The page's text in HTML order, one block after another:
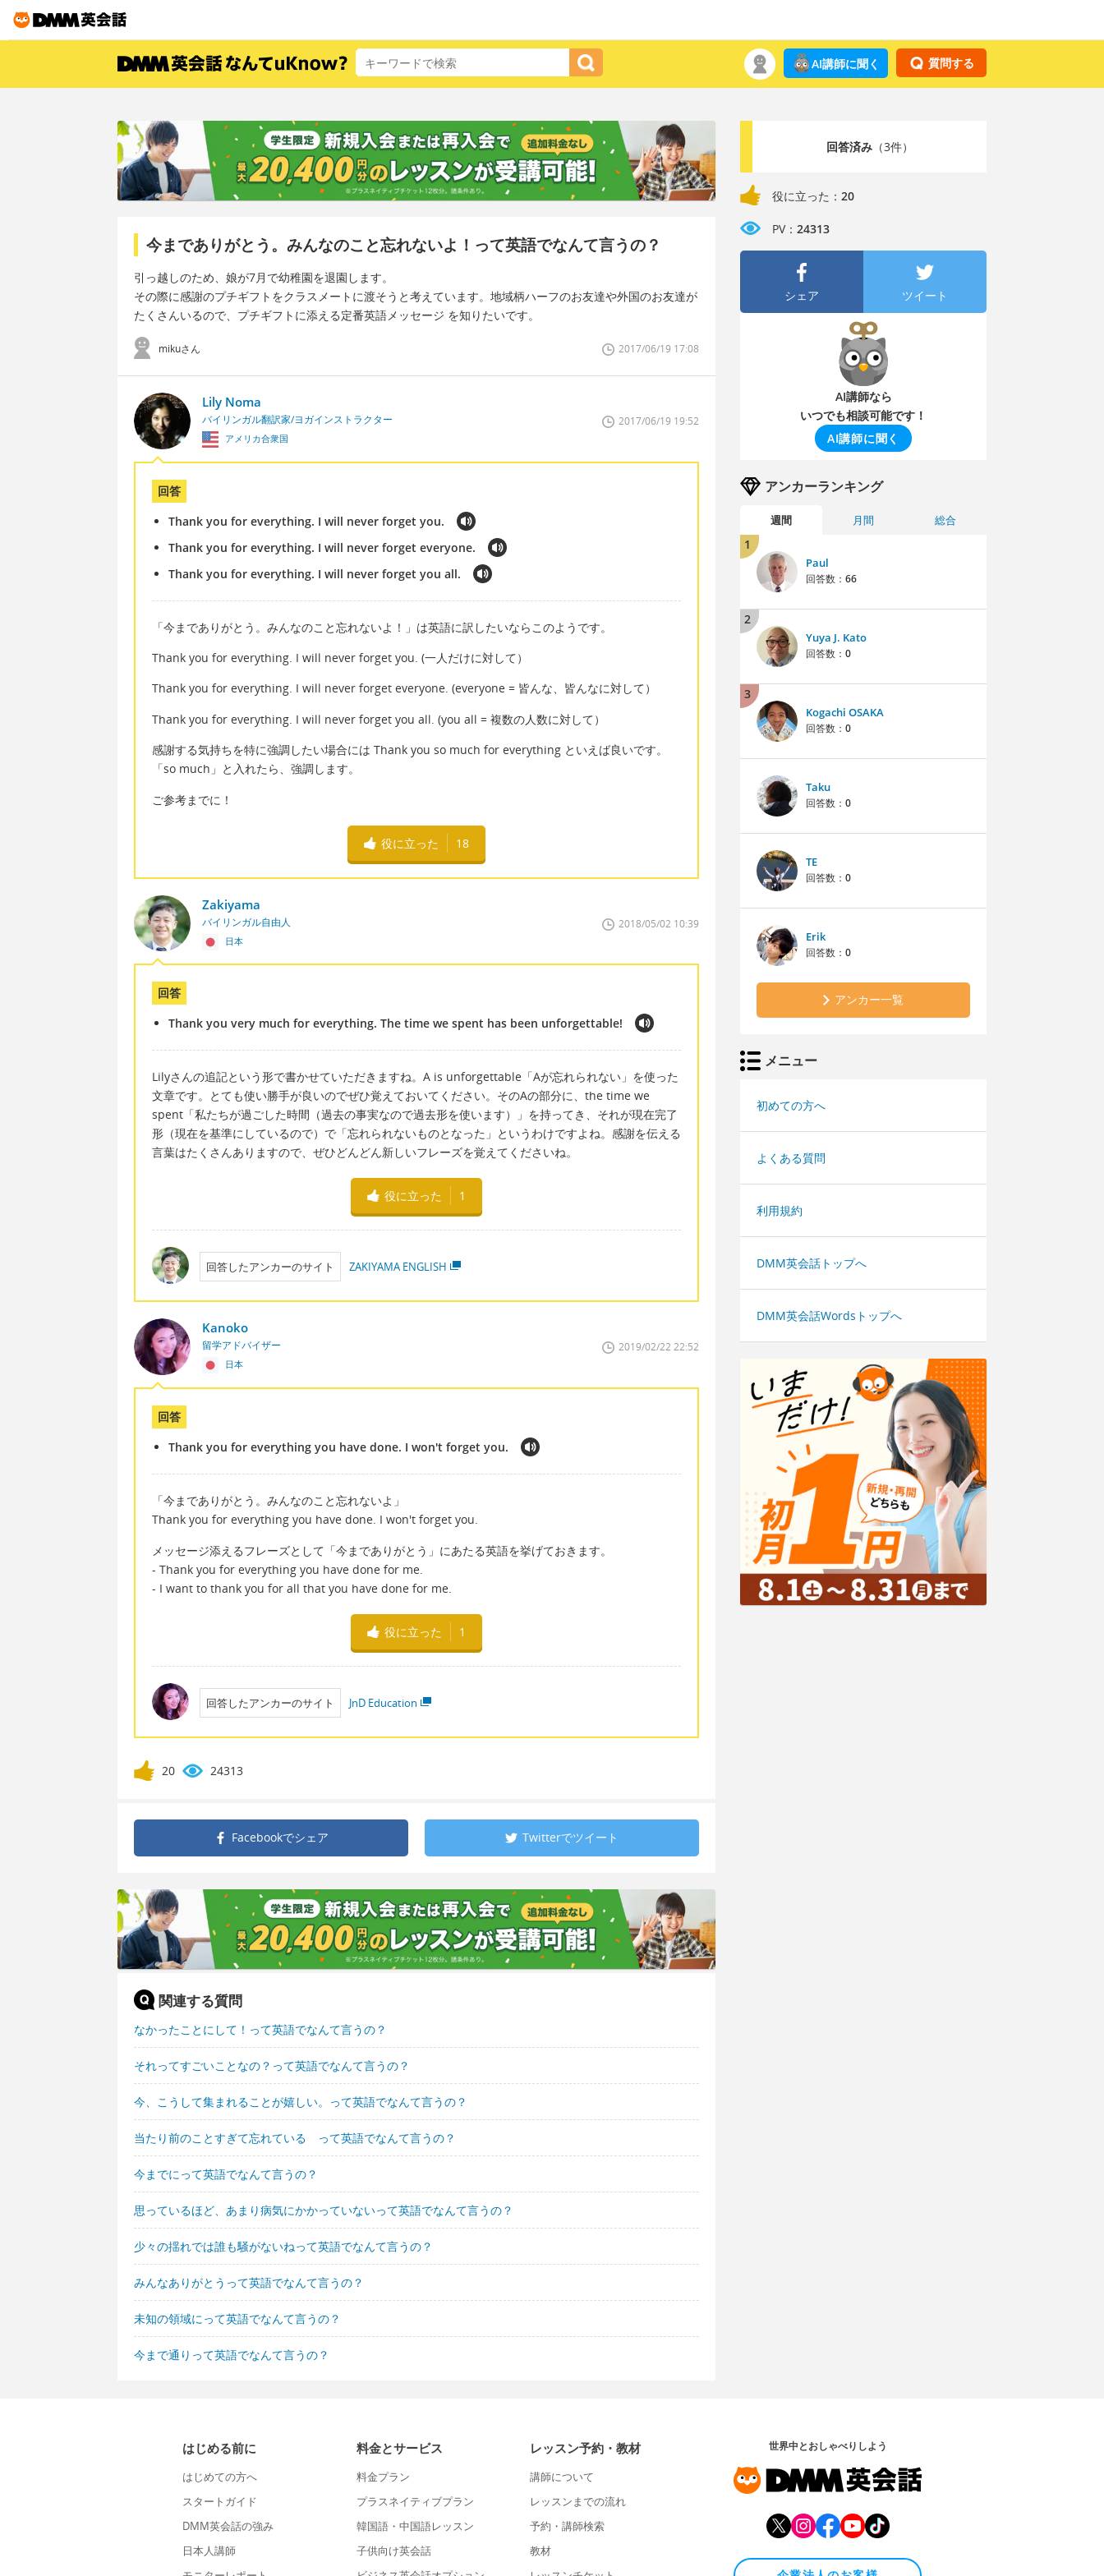
質問する
AI講師に聞く
今までありがとう。みんなのこと忘れないよ！って英語でなんて言うの？
引っ越しのため、娘が7月で幼稚園を退園します。
その際に感謝のプチギフトをクラスメートに渡そうと考えています。地域柄ハーフのお友達や外国のお友達が
たくさんいるので、プチギフトに添える定番英語メッセージ を知りたいです。
mikuさん 2017/06/19 17:08
Lily Noma
バイリンガル翻訳家/ヨガインストラクター
アメリカ合衆国
2017/06/19 19:52
回答
Thank you for everything. I will never forget you.
Thank you for everything. I will never forget everyone.
Thank you for everything. I will never forget you all.
「今までありがとう。みんなのこと忘れないよ！」は英語に訳したいならこのようです。
Thank you for everything. I will never forget you. (一人だけに対して）
Thank you for everything. I will never forget everyone. (everyone = 皆んな、皆んなに対して）
Thank you for everything. I will never forget you all. (you all = 複数の人数に対して）
感謝する気持ちを特に強調したい場合には Thank you so much for everything といえば良いです。
「so much」と入れたら、強調します。
ご参考までに！
役に立った 18
Zakiyama
バイリンガル自由人
日本
2018/05/02 10:39
回答
Thank you very much for everything. The time we spent has been unforgettable!
Lilyさんの追記という形で書かせていただきますね。A is unforgettable「Aが忘れられない」を使った
文章です。とても使い勝手が良いのでぜひ覚えておいてください。そのAの部分に、the time we
spent「私たちが過ごした時間（過去の事実なので過去形を使います）」を持ってき、それが現在完了
形（現在を基準にしているので）で「忘れられないものとなった」というわけですよね。感謝を伝える
言葉はたくさんありますので、ぜひどんどん新しいフレーズを覚えてくださいね。
役に立った 1
回答したアンカーのサイト ZAKIYAMA ENGLISH
Kanoko
留学アドバイザー
日本
2019/02/22 22:52
回答
Thank you for everything you have done. I won't forget you.
「今までありがとう。みんなのこと忘れないよ」
Thank you for everything you have done. I won't forget you.
メッセージ添えるフレーズとして「今までありがとう」にあたる英語を挙げておきます。
- Thank you for everything you have done for me.
- I want to thank you for all that you have done for me.
役に立った 1
回答したアンカーのサイト JnD Education
20 24313
Facebookでシェア Twitterでツイート
関連する質問
なかったことにして！って英語でなんて言うの？
それってすごいことなの？って英語でなんて言うの？
今、こうして集まれることが嬉しい。って英語でなんて言うの？
当たり前のことすぎて忘れている って英語でなんて言うの？
今までにって英語でなんて言うの？
思っているほど、あまり病気にかかっていないって英語でなんて言うの？
少々の揺れでは誰も騒がないねって英語でなんて言うの？
みんなありがとうって英語でなんて言うの？
未知の領域にって英語でなんて言うの？
今まで通りって英語でなんて言うの？
回答済み（3件）
役に立った： 20
PV： 24313
シェア ツイート
AI講師なら
いつでも相談可能です！
AI講師に聞く
アンカーランキング
週間 月間 総合
1
Paul
回答数： 66
2
Yuya J. Kato
回答数： 0
3
Kogachi OSAKA
回答数： 0
Taku
回答数： 0
TE
回答数： 0
Erik
回答数： 0
アンカー一覧
メニュー
初めての方へ
よくある質問
利用規約
DMM英会話トップへ
DMM英会話Wordsトップへ
はじめる前に
はじめての方へ
スタートガイド
DMM英会話の強み
日本人講師
料金とサービス
料金プラン
プラスネイティブプラン
韓国語・中国語レッスン
子供向け英会話
レッスン予約・教材
講師について
レッスンまでの流れ
予約・講師検索
教材
世界中とおしゃべりしよう